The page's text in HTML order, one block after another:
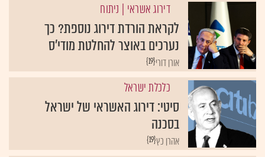
דירוג אשראי | ניתוח
לקראת הורדת דירוג נוספת? כך
נערכים באוצר להחלטת מודי'ס
{19}אורן דורי
כלכלת ישראל
סיטי: דירוג האשראי של ישראל
בסכנה
{19}אהרן כץ